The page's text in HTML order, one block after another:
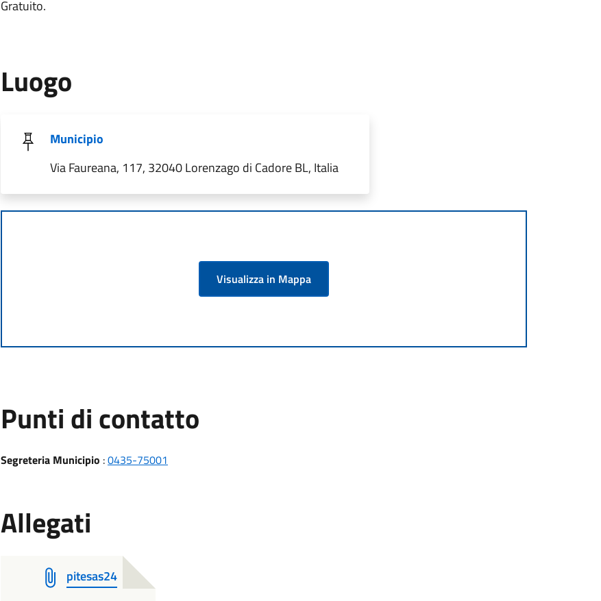
Gratuito.
Luogo
Municipio
Via Faureana, 117, 32040 Lorenzago di Cadore BL, Italia
Visualizza in Mappa
Punti di contatto
Segreteria Municipio :0435-75001
Allegati
pitesas24